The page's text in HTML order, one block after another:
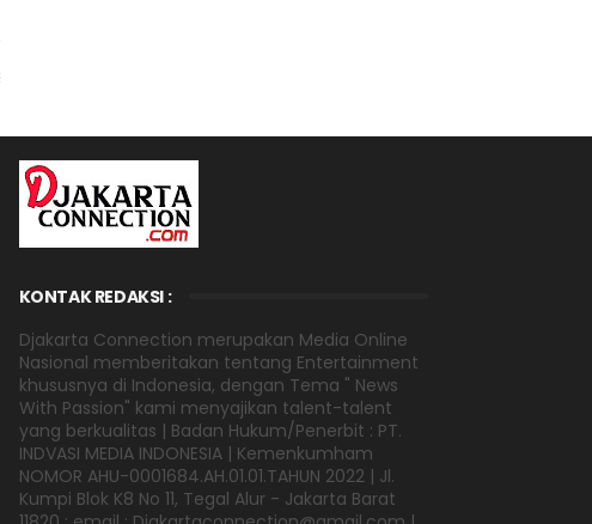
KONTAK REDAKSI :
Djakarta Connection merupakan Media Online
Nasional memberitakan tentang Entertainment
khususnya di Indonesia, dengan Tema " News
With Passion" kami menyajikan talent-talent
yang berkualitas | Badan Hukum/Penerbit : PT.
INDVASI MEDIA INDONESIA | Kemenkumham
NOMOR AHU-0001684.AH.01.01.TAHUN 2022 | Jl.
Kumpi Blok K8 No 11, Tegal Alur - Jakarta Barat